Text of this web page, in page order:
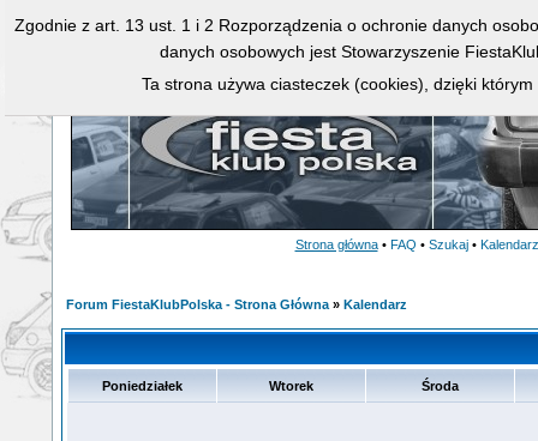
Strona główna • FAQ • Szukaj • Kalendarz
Forum FiestaKlubPolska - Strona Główna » Kalendarz
Poniedziałek Wtorek Środa
Zgodnie z art. 13 ust. 1 i 2 Rozporządzenia o ochronie danych
danych osobowych jest Stowarzyszenie
Ta strona używa ciasteczek (cookies), dzięki